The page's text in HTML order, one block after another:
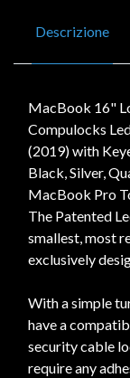
Descrizione
MacBook 16"
Compulocks
(2019) with
Black, Silver,
MacBook Pro
The Patented
smallest, most
exclusively
With a simple
have a
security cable
require any